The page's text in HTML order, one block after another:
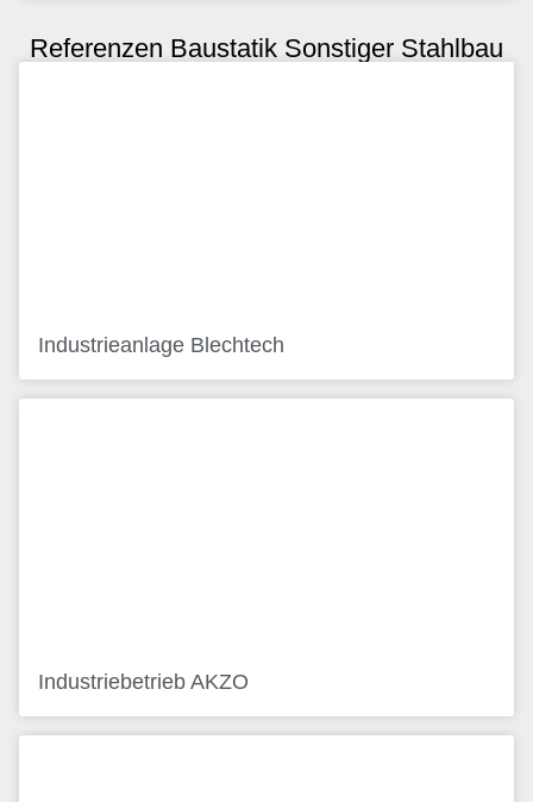
Referenzen Baustatik Sonstiger Stahlbau
Industrieanlage Blechtech
Industriebetrieb AKZO